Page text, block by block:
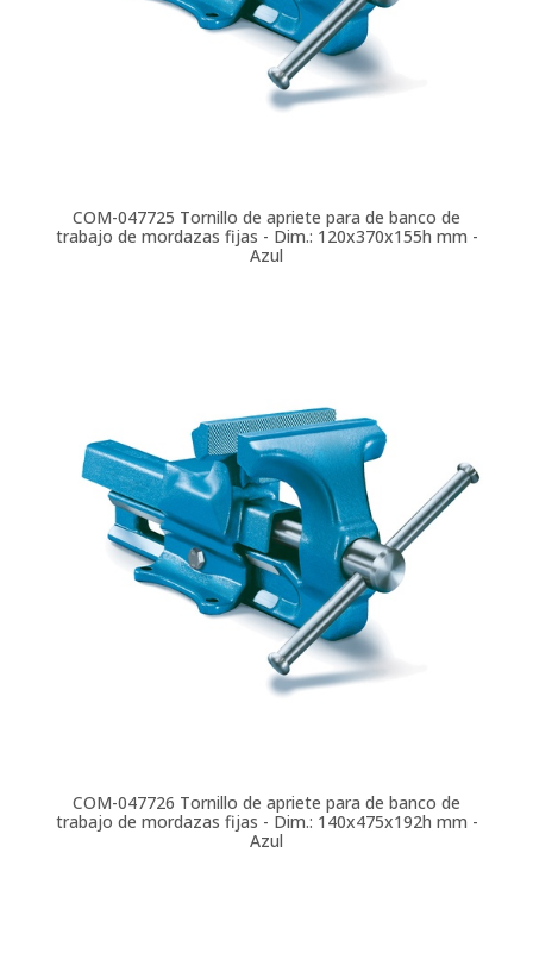
COM-047725 Tornillo de apriete para de banco de
trabajo de mordazas fijas - Dim.: 120x370x155h mm -
Azul
COM-047726 Tornillo de apriete para de banco de
trabajo de mordazas fijas - Dim.: 140x475x192h mm -
Azul